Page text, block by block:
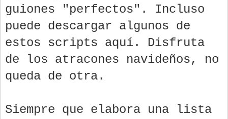
guiones "perfectos". Incluso
puede descargar algunos de
estos scripts aquí. Disfruta
de los atracones navideños, no
queda de otra.
Siempre que elabora una lista